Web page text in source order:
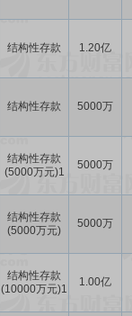
结构性存款 1.20亿
结构性存款 5000万
结构性存款
(5000万元)1
5000万
结构性存款
(5000万元)
5000万
结构性存款
(10000万元)1
1.00亿